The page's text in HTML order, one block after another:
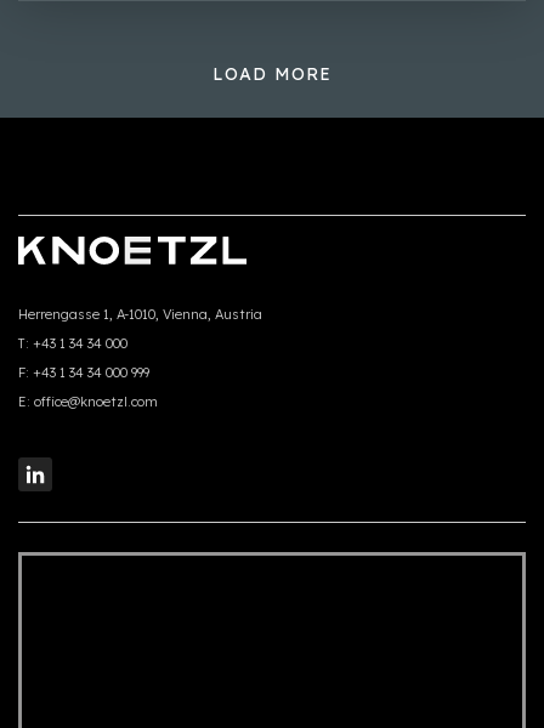
LOAD MORE
Herrengasse 1, A-1010, Vienna, Austria
T: +43 1 34 34 000
F: +43 1 34 34 000 999
E: office@knoetzl.com